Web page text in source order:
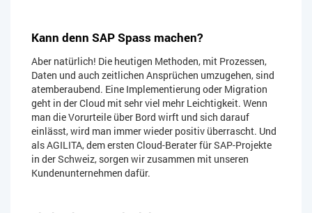
Kann denn SAP Spass machen?
Aber natürlich! Die heutigen Methoden, mit Prozessen,
Daten und auch zeitlichen Ansprüchen umzugehen, sind
atemberaubend. Eine Implementierung oder Migration
geht in der Cloud mit sehr viel mehr Leichtigkeit. Wenn
man die Vorurteile über Bord wirft und sich darauf
einlässt, wird man immer wieder positiv überrascht. Und
als AGILITA, dem ersten Cloud-Berater für SAP-Projekte
in der Schweiz, sorgen wir zusammen mit unseren
Kundenunternehmen dafür.